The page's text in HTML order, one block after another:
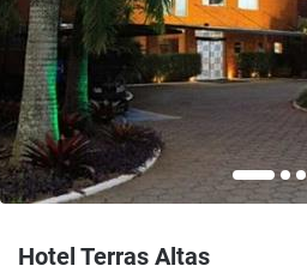
Hotel Terras Altas